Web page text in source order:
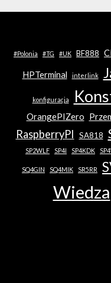
#Polonia #TG #UK BF888
HPTerminal interlink
konfiguracja
OrangePIZero
RaspberryPI SA818
SP2WLF
SP4I SP4KDK
SQ4GIN SQ4MIK SR5RR
Wiedza